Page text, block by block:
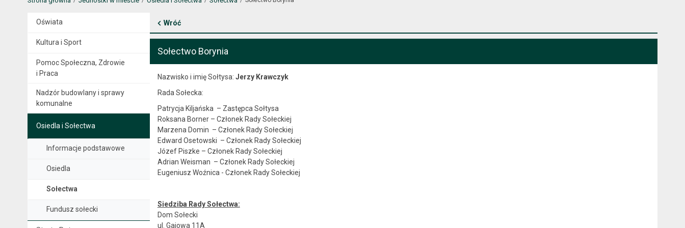
Oświata
Kultura i Sport
Pomoc Społeczna, Zdrowie
i Praca
Nadzór budowlany i sprawy
komunalne
Osiedla i Sołectwa
Informacje podstawowe
Osiedla
Sołectwa
Fundusz sołecki
Wróć
Sołectwo Borynia
Nazwisko i imię Sołtysa: Jerzy Krawczyk
Rada Sołecka:
Patrycja Kiljańska – Zastępca Sołtysa
Roksana Borner – Członek Rady Sołeckiej
Marzena Domin – Członek Rady Sołeckiej
Edward Osetowski – Członek Rady Sołeckiej
Józef Piszke – Członek Rady Sołeckiej
Adrian Weisman – Członek Rady Sołeckiej
Eugeniusz Woźnica - Członek Rady Sołeckiej
Siedziba Rady Sołectwa:
Dom Sołecki
ul. Gajowa 11A